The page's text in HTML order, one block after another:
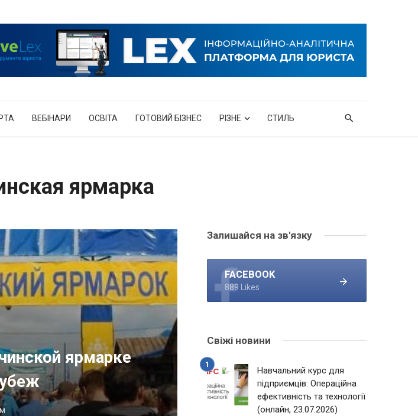
ВЕБІНАРИ ОСВІТА ГОТОВИЙ БІЗНЕС РІЗНЕ СТИЛЬ
ярмарка
ярмарке
Залишайся на зв'язку
FACEBOOK
889 Likes
Свіжі новини
Навчальний курс для
підприємців: Операційна
ефективність та технології
(онлайн, 23.07.2026)